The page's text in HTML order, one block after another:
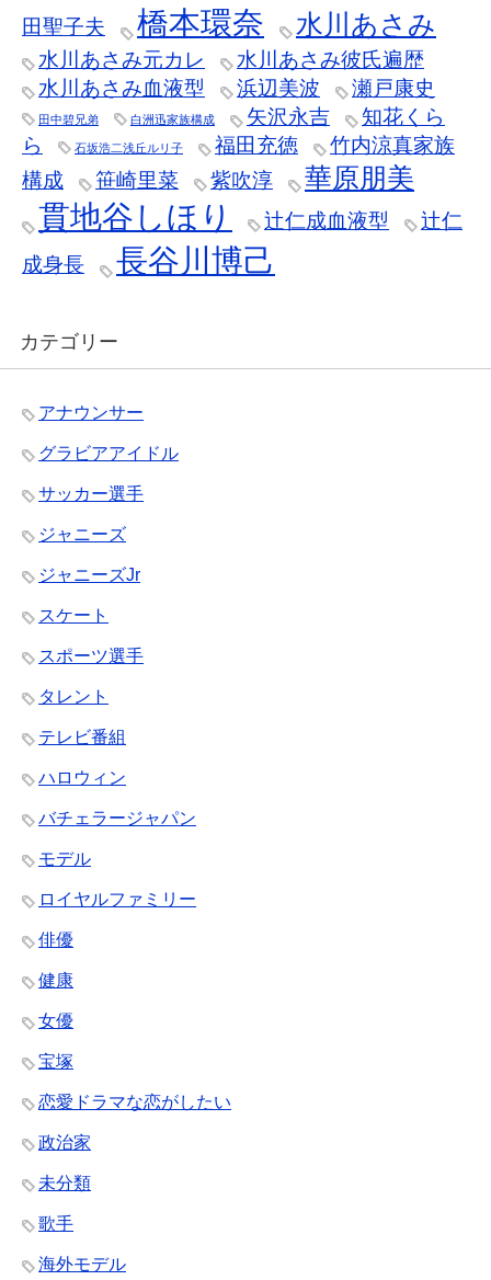
田聖子夫
橋本環奈 水川あさみ
水川あさみ元カレ
水川あさみ彼氏遍歴
水川あさみ血液型
浜辺美波 瀬戸康史
田中碧兄弟 白洲迅家族構成 矢沢永吉
知花くら
ら
石坂浩二浅丘ルリ子 福田充徳
竹内涼真家族
構成
笹崎里菜 紫吹淳 華原朋美
貫地谷しほり 辻仁成血液型
辻仁
成身長
長谷川博己
カテゴリー
アナウンサー
グラビアアイドル
サッカー選手
ジャニーズ
ジャニーズJr
スケート
スポーツ選手
タレント
テレビ番組
ハロウィン
バチェラージャパン
モデル
ロイヤルファミリー
俳優
健康
女優
宝塚
恋愛ドラマな恋がしたい
政治家
未分類
歌手
海外モデル